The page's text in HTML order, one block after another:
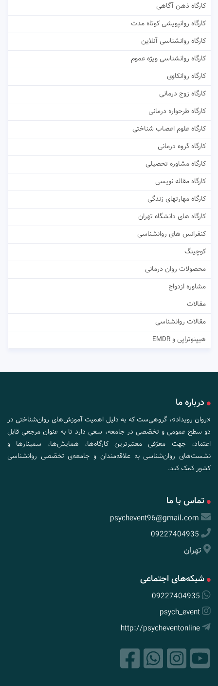
کارگاه ذهن آگاهی
کارگاه روانپویشی کوتاه مدت
کارگاه روانشناسی آنلاین
کارگاه روانشناسی ویژه عموم
کارگاه روانکاوی
کارگاه زوج درمانی
کارگاه طرحواره درمانی
کارگاه علوم اعصاب شناختی
کارگاه گروه درمانی
کارگاه مشاوره تحصیلی
کارگاه مقاله نویسی
کارگاه مهارتهای زندگی
کارگاه های دانشگاه تهران
کنفرانس های روانشناسی
کوچینگ
محصولات روان درمانی
مشاوره ازدواج
مقالات
مقالات روانشناسی
هیپنوتراپی و EMDR
درباره ما
«روان رویداد»، گروهی‌ست که به دلیل اهمیت آموزش‌های روان‌شناختی در
دو سطح عمومی و تخصّصی در جامعه، سعی دارد تا به عنوان مرجعی قابل
اعتماد، جهت معرّفی معتبرترین کارگاه‌ها، همایش‌ها، سمینارها و
نشست‌های روان‌شناسی به علاقه‌مندان و جامعه‌ی تخصّصی روانشناسی
کشور کمک کند.
تماس با ما
psychevent96@gmail.com
09227404935
تهران
شبکه‌های اجتماعی
09227404935
psych_event
http://psycheventonline